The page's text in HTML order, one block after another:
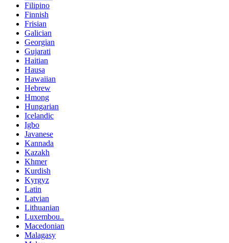
Filipino
Finnish
Frisian
Galician
Georgian
Gujarati
Haitian
Hausa
Hawaiian
Hebrew
Hmong
Hungarian
Icelandic
Igbo
Javanese
Kannada
Kazakh
Khmer
Kurdish
Kyrgyz
Latin
Latvian
Lithuanian
Luxembou..
Macedonian
Malagasy